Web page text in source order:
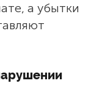
а убытки